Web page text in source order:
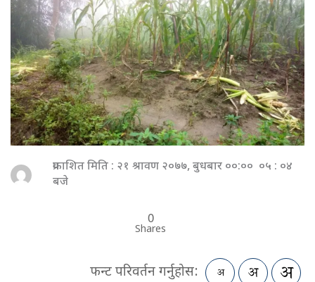
प्रकाशित मिति : २१ श्रावण २०७७, बुधबार ००:०० ०५ : ०४
बजे
0
Shares
फन्ट परिवर्तन गर्नुहोस: